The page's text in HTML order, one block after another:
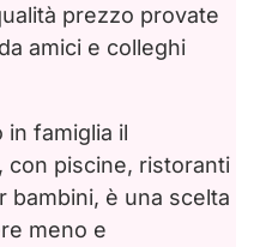
prezzo provate
amici e colleghi
in famiglia il
, con piscine, ristoranti
bambini, è una scelta
meno e